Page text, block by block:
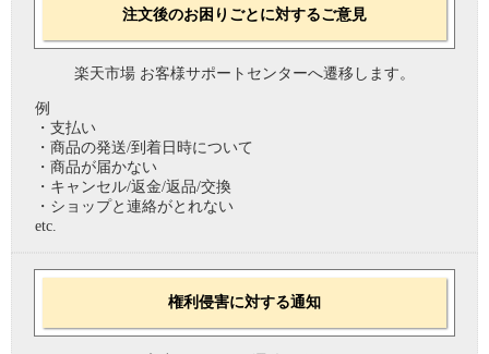
注文後のお困りごとに対するご意見
楽天市場 お客様サポートセンターへ遷移します。
例
・支払い
・商品の発送/到着日時について
・商品が届かない
・キャンセル/返金/返品/交換
・ショップと連絡がとれない
etc.
権利侵害に対する通知